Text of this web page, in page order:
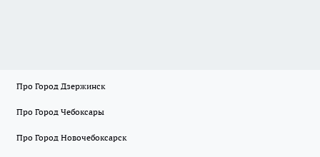
Про Город Дзержинск
Про Город Чебоксары
Про Город Новочебоксарск